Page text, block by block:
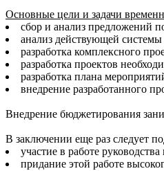
Основные цели и задачи
сбор и анализ предложений
анализ действующей
разработка комплексного
разработка проектов
разработка плана
внедрение разработанного
Внедрение бюджетирования
В заключении еще раз следует
участие в работе
придание этой работе